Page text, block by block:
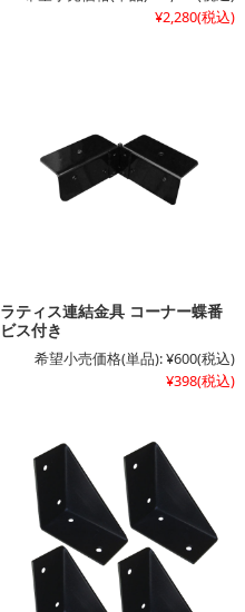
¥2,280(税込)
ラティス連結金具 コーナー蝶番
ビス付き
希望小売価格(単品):¥600(税込)
¥398(税込)